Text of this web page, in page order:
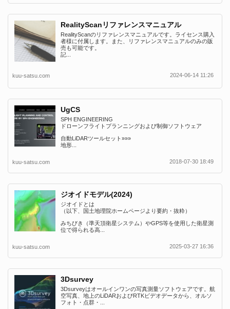
RealityScanリファレンスマニュアル
RealityScanのリファレンスマニュアルです。ライセンス購入
者様に付属します。また、リファレンスマニュアルのみの販
売も可能です。
記...
kuu-satsu.com 2024-06-14 11:26
UgCS
SPH ENGINEERING
ドローンフライトプランニングおよび制御ソフトウェア
自動LiDARツールセット»»»
地形...
kuu-satsu.com 2018-07-30 18:49
ジオイドモデル(2024)
ジオイドとは
（以下、国土地理院ホームページより要約・抜粋）
みちびき（準天頂衛星システム）やGPS等を使用した衛星測
位で得られる高...
kuu-satsu.com 2025-03-27 16:36
3Dsurvey
3Dsurveyはオールインワンの写真測量ソフトウェアです。航
空写真、地上のLiDARおよびRTKビデオデータから、オルソ
フォト・点群・...